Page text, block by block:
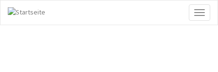
zum
Inhalt